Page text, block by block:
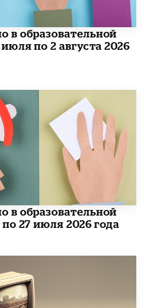
в образовательной
по 2 августа 2026
в образовательной
27 июля 2026 года